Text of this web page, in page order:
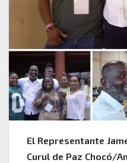
El Representante
Curul de Paz Chocó/